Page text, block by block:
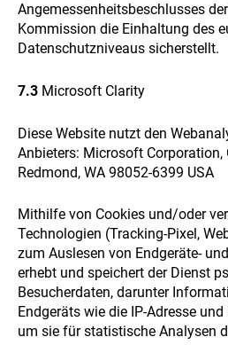
Angemessenheitsbeschlusses
Kommission die Einhaltung des
Datenschutzniveaus sicherstellt.
7.3 Microsoft Clarity
Diese Website nutzt den
Anbieters: Microsoft Corporation,
Redmond, WA 98052-6399 USA
Mithilfe von Cookies und/oder
Technologien (Tracking-Pixel,
zum Auslesen von Endgeräte-
erhebt und speichert der Dienst
Besucherdaten, darunter
Endgeräts wie die IP-Adresse
um sie für statistische Analysen